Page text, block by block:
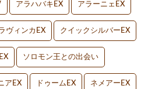
アラハバキEX アラーニェEX
ヴィンカEX クイックシルバーEX
ソロモン王との出会い
アEX ドゥームEX ネメアーEX